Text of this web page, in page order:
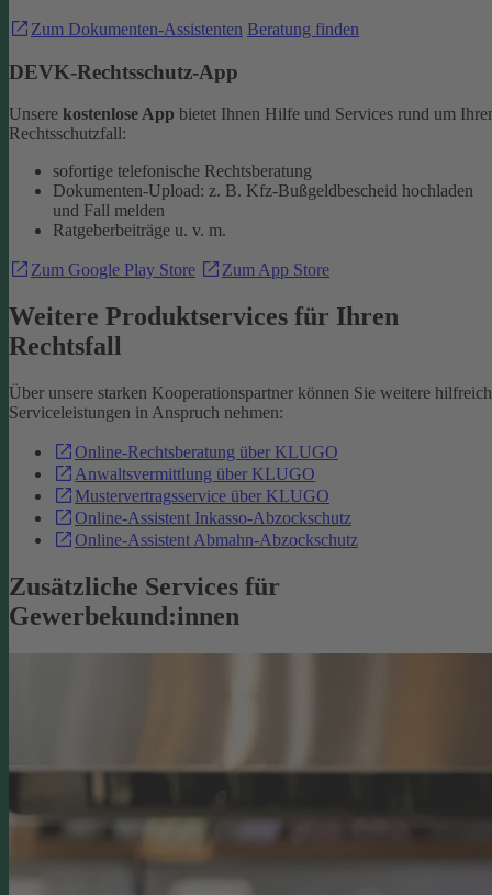
Zum Dokumenten-Assistenten Beratung finden
DEVK-Rechtsschutz-App
Unsere kostenlose App bietet Ihnen Hilfe und Services rund um
Rechtsschutzfall:
sofortige telefonische Rechtsberatung
Dokumenten-Upload: z. B. Kfz-Bußgeldbescheid hochladen
und Fall melden
Ratgeberbeiträge u. v. m.
Zum Google Play Store Zum App Store
Weitere Produktservices für Ihren
Rechtsfall
Über unsere starken Kooperationspartner können Sie weitere
Serviceleistungen in Anspruch nehmen:
Online-Rechtsberatung über KLUGO
Anwaltsvermittlung über KLUGO
Mustervertragsservice über KLUGO
Online-Assistent Inkasso-Abzockschutz
Online-Assistent Abmahn-Abzockschutz
Zusätzliche Services für
Gewerbekund:innen